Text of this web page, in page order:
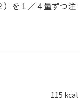
）を１／４量ずつ注
115 kcal